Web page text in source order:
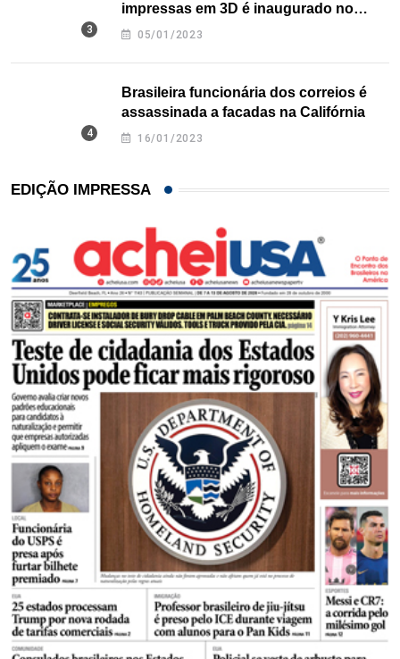
impressas em 3D é inaugurado no
Texas
05/01/2023
Brasileira funcionária dos correios é
assassinada a facadas na Califórnia
16/01/2023
EDIÇÃO IMPRESSA